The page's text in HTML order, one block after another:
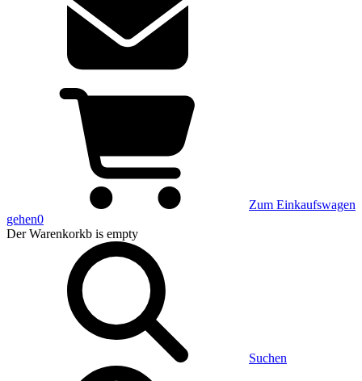
Zum Einkaufswagen
gehen0
Der Warenkorkb is empty
Suchen